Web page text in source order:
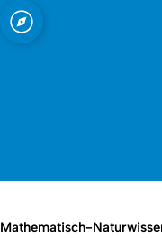
Open quicklink menu
Mathematisch-